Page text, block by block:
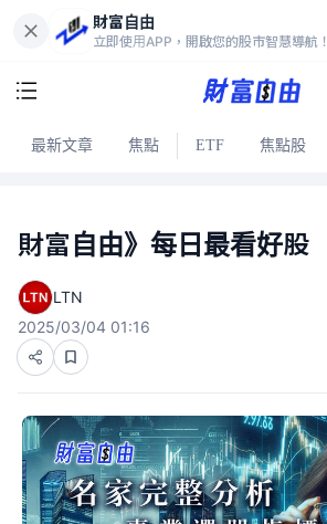
財富自由
立即使用APP，開啟您的股市智慧導航！
最新文章 焦點 ETF 焦點股
財富自由》每日最看好股
LTN
2025/03/04 01:16